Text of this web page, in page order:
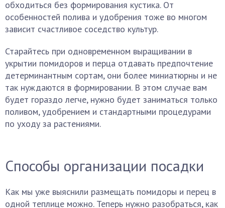
обходиться без формирования кустика. От
особенностей полива и удобрения тоже во многом
зависит счастливое соседство культур.
Старайтесь при одновременном выращивании в
укрытии помидоров и перца отдавать предпочтение
детерминантным сортам, они более миниатюрны и не
так нуждаются в формировании. В этом случае вам
будет гораздо легче, нужно будет заниматься только
поливом, удобрением и стандартными процедурами
по уходу за растениями.
Способы организации посадки
Как мы уже выяснили размещать помидоры и перец в
одной теплице можно. Теперь нужно разобраться, как